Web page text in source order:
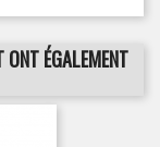
ÉGALEMENT